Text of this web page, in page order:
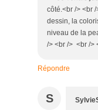
côté.<br /> <br
dessin, la
niveau de la
/> <br /> <br />
Répondre
S